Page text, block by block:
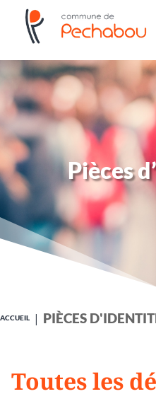
Pièces
ACCUEIL PIÈCES
Toutes les